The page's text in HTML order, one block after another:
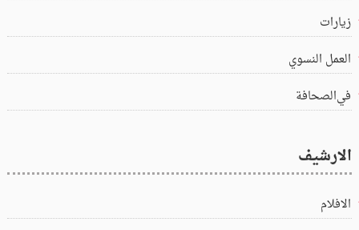
زيارات
العمل النسوي
في‌الصحافة
الارشيف
الافلام